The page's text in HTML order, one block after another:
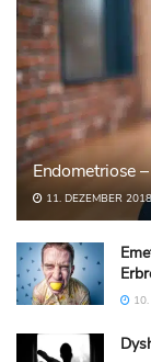
Endometriose
11. DEZEMBER 2018